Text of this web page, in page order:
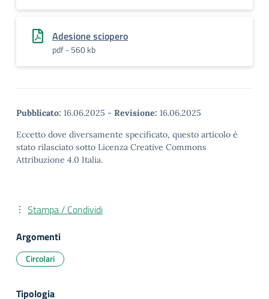
Adesione sciopero
pdf - 560 kb
Pubblicato: 16.06.2025 - Revisione: 16.06.2025
Eccetto dove diversamente specificato, questo articolo è
stato rilasciato sotto Licenza Creative Commons
Attribuzione 4.0 Italia.
Stampa / Condividi
Argomenti
Circolari
Tipologia